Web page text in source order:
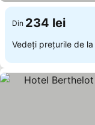
Din 234 lei
Vedeți prețurile de la